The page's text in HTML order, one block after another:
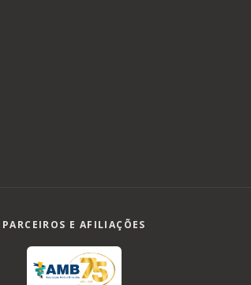
PARCEIROS E AFILIAÇÕES